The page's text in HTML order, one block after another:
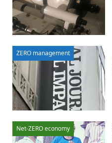
ZERO management
Net-ZERO economy